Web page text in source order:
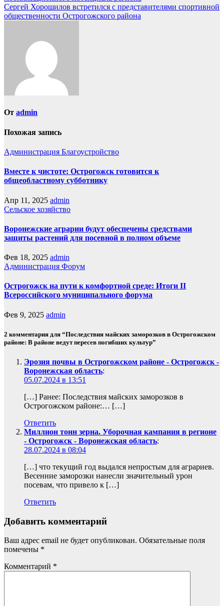
по
записям
Сергей Хорошилов встретился с представителями спортивной
общественности Острогожского района
От admin
Похожая запись
Администрация Благоустройство
Вместе к чистоте: Острогожск готовится к
общеобластному субботнику
Апр 11, 2025 admin
Сельское хозяйство
Воронежские аграрии будут обеспечены средствами
защиты растений для посевной в полном объеме
Фев 18, 2025 admin
Администрация Форум
Острогожск на пути к комфортной среде: Итоги II
Всероссийского муниципального форума
Фев 9, 2025 admin
2 комментария для “Последствия майских заморозков в Острогожском
районе: В районе ведут пересев погибших культур”
Эрозия почвы в Острогожском районе - Острогожск -
Воронежская область:
05.07.2024 в 13:51
[…] Ранее: Последствия майских заморозков в
Острогожском районе:… […]
Ответить
Миллион тонн зерна. Уборочная кампания в регионе
- Острогожск - Воронежская область:
28.07.2024 в 08:04
[…] что текущий год выдался непростым для аграриев.
Весенние заморозки нанесли значительный урон
посевам, что привело к […]
Ответить
Добавить комментарий
Ваш адрес email не будет опубликован. Обязательные поля
помечены *
Комментарий *